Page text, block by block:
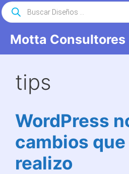
Saltar
al
Motta Consultores
Búsqueda
de
productos
tips
WordPress
cambios que
realizo